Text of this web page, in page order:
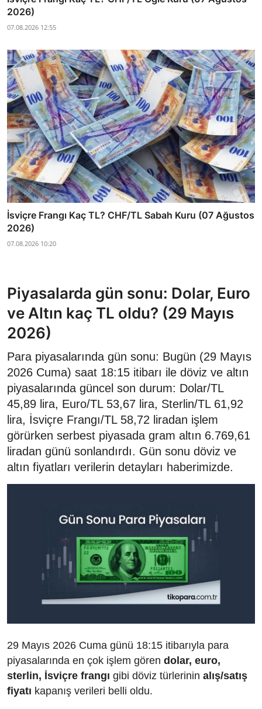
2026)
07.08.2026 12:55
İsviçre Frangı Kaç TL? CHF/TL Sabah Kuru (07 Ağustos
2026)
07.08.2026 10:20
Piyasalarda gün sonu: Dolar, Euro
ve Altın kaç TL oldu? (29 Mayıs
2026)
Para piyasalarında gün sonu: Bugün (29 Mayıs
2026 Cuma) saat 18:15 itibarı ile döviz ve altın
piyasalarında güncel son durum: Dolar/TL
45,89 lira, Euro/TL 53,67 lira, Sterlin/TL 61,92
lira, İsviçre Frangı/TL 58,72 liradan işlem
görürken serbest piyasada gram altın 6.769,61
liradan günü sonlandırdı. Gün sonu döviz ve
altın fiyatları verilerin detayları haberimizde.
29 Mayıs 2026 Cuma günü 18:15 itibarıyla para
piyasalarında en çok işlem gören dolar, euro,
sterlin, İsviçre frangı gibi döviz türlerinin alış/satış
fiyatı kapanış verileri belli oldu.